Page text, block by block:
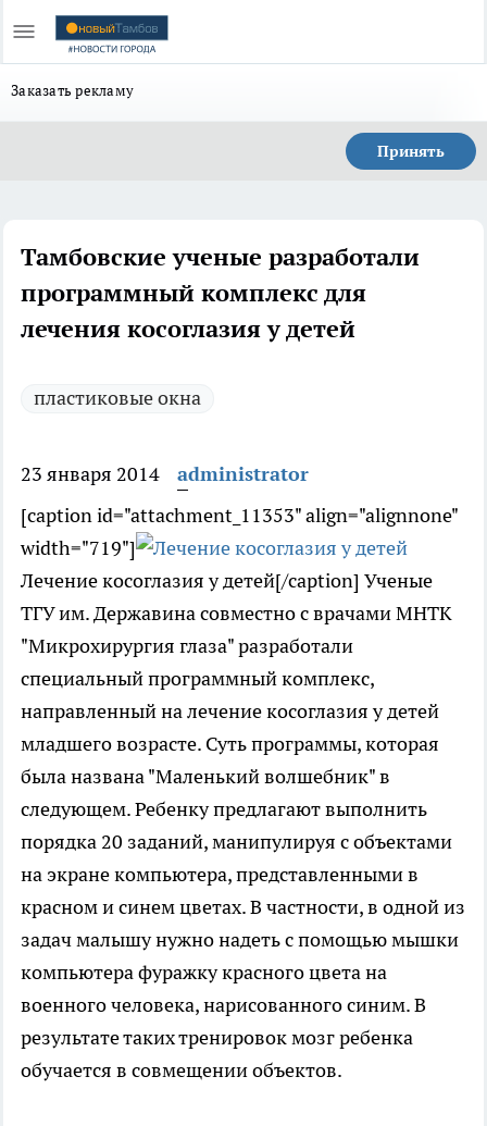
Заказать рекламу
Принять
Тамбовские ученые разработали
программный комплекс для
лечения косоглазия у детей
пластиковые окна
23 января 2014
administrator
[caption id="attachment_11353" align="alignnone"
width="719"]
Лечение косоглазия у детей[/caption] Ученые
ТГУ им. Державина совместно с врачами МНТК
"Микрохирургия глаза" разработали
специальный программный комплекс,
направленный на лечение косоглазия у детей
младшего возрасте. Суть программы, которая
была названа "Маленький волшебник" в
следующем. Ребенку предлагают выполнить
порядка 20 заданий, манипулируя с объектами
на экране компьютера, представленными в
красном и синем цветах. В частности, в одной из
задач малышу нужно надеть с помощью мышки
компьютера фуражку красного цвета на
военного человека, нарисованного синим. В
результате таких тренировок мозг ребенка
обучается в совмещении объектов.